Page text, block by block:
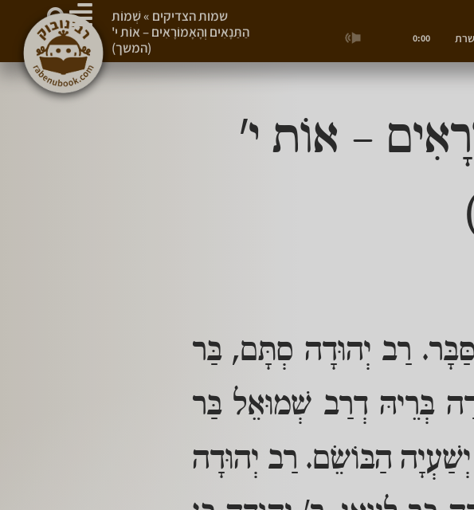
– אוֹת י'
רַב יְהוּדָה סְתָּם, בַּר
בְּרֵיהּ דְרַב שְׁמוּאֵל בַּר
הַבּוֹשֵׂם. רַב יְהוּדָה
שמות הצדיקים »שְׁמוֹת
הַתַּנָאִים וְהָאָמוֹרָאִים – אוֹת י'
(המשך)
0:00